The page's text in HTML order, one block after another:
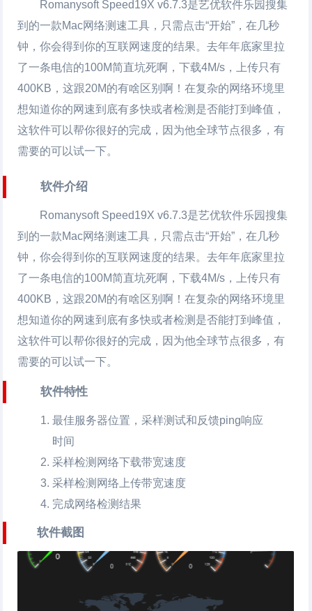
Romanysoft Speed19X v6.7.3是艺优软件乐园搜集
到的一款Mac网络测速工具，只需点击“开始”，在几秒
钟，你会得到你的互联网速度的结果。去年年底家里拉
了一条电信的100M简直坑死啊，下载4M/s，上传只有
400KB，这跟20M的有啥区别啊！在复杂的网络环境里
想知道你的网速到底有多快或者检测是否能打到峰值，
这软件可以帮你很好的完成，因为他全球节点很多，有
需要的可以试一下。
软件介绍
Romanysoft Speed19X v6.7.3是艺优软件乐园搜集
到的一款Mac网络测速工具，只需点击“开始”，在几秒
钟，你会得到你的互联网速度的结果。去年年底家里拉
了一条电信的100M简直坑死啊，下载4M/s，上传只有
400KB，这跟20M的有啥区别啊！在复杂的网络环境里
想知道你的网速到底有多快或者检测是否能打到峰值，
这软件可以帮你很好的完成，因为他全球节点很多，有
需要的可以试一下。
软件特性
最佳服务器位置，采样测试和反馈ping响应
时间
采样检测网络下载带宽速度
采样检测网络上传带宽速度
完成网络检测结果
软件截图